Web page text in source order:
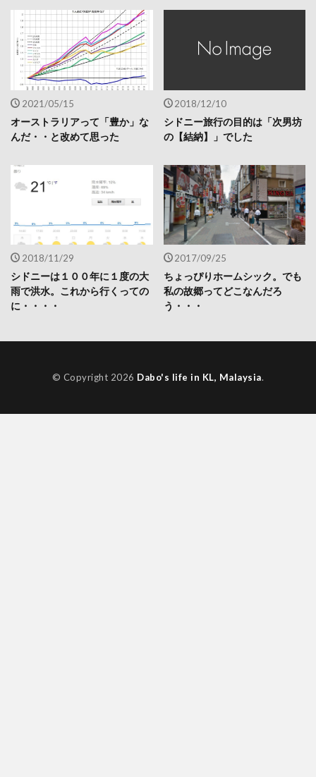
2021/05/15
オーストラリアって「豊か」な
んだ・・と改めて思った
2018/12/10
シドニー旅行の目的は「次男坊
の【結納】」でした
2018/11/29
シドニーは１００年に１度の大
雨で洪水。これから行くっての
に・・・・
2017/09/25
ちょっぴりホームシック。でも
私の故郷ってどこなんだろ
う・・・
© Copyright 2026 Dabo's life in KL, Malaysia.